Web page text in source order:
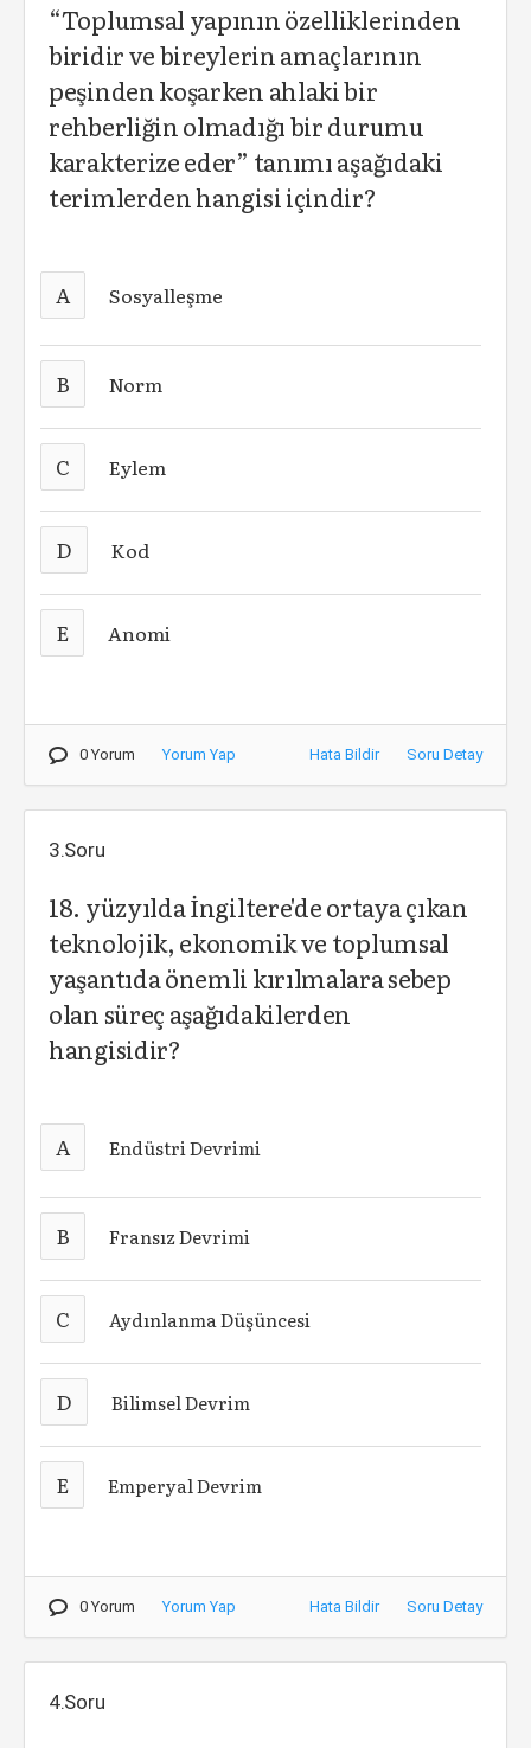
“Toplumsal yapının özelliklerinden
biridir ve bireylerin amaçlarının
peşinden koşarken ahlaki bir
rehberliğin olmadığı bir durumu
karakterize eder” tanımı aşağıdaki
terimlerden hangisi içindir?
A Sosyalleşme
B Norm
C Eylem
D Kod
E Anomi
0 Yorum Yorum Yap Hata Bildir Soru Detay
3.Soru
18. yüzyılda İngiltere'de ortaya çıkan
teknolojik, ekonomik ve toplumsal
yaşantıda önemli kırılmalara sebep
olan süreç aşağıdakilerden
hangisidir?
A Endüstri Devrimi
B Fransız Devrimi
C Aydınlanma Düşüncesi
D Bilimsel Devrim
E Emperyal Devrim
0 Yorum Yorum Yap Hata Bildir Soru Detay
4.Soru